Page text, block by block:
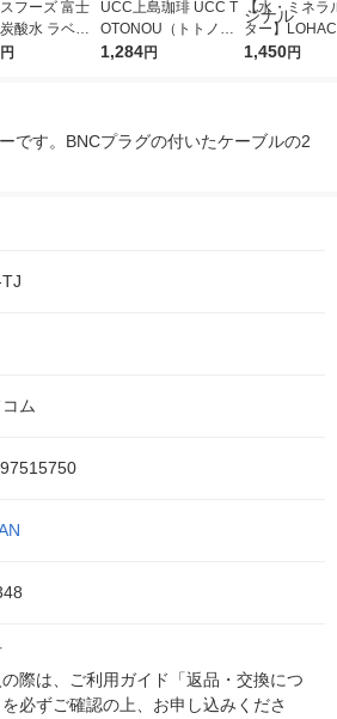
フーズ 富士
酸水 ラベル
1箱（24
円
UCC上島珈琲 UCC T
OTONOU（トトノ
ウ） by BLACK無糖 5
1,284円
【水・ミネラ
ター】
r 410ml 1箱（
1,450円
です。BNCプラグの付いたケーブルの2
ム
際は、ご利用ガイド「返品・交換につ
必ずご確認の上、お申し込みくださ